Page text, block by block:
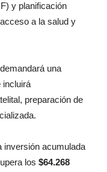
y planificación
a la salud y
una
incluirá
preparación de
inversión acumulada
los $64.268